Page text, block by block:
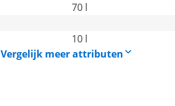
70 l
10 l
Vergelijk meer attributen